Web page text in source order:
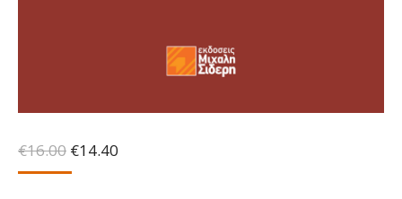
€16.00 Original
price
€14.40